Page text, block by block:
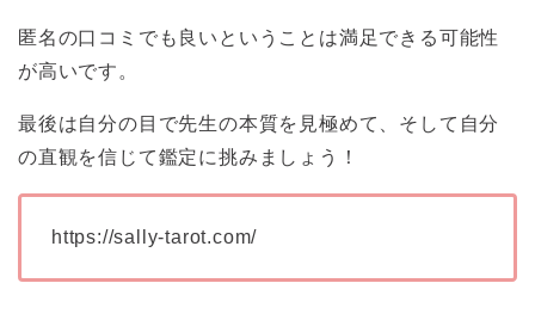
匿名の口コミでも良いということは満足できる可能性
が高いです。
最後は自分の目で先生の本質を見極めて、そして自分
の直観を信じて鑑定に挑みましょう！
https://sally-tarot.com/